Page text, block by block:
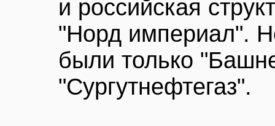
и российская
"Норд империал".
были только
"Сургутнефтегаз".